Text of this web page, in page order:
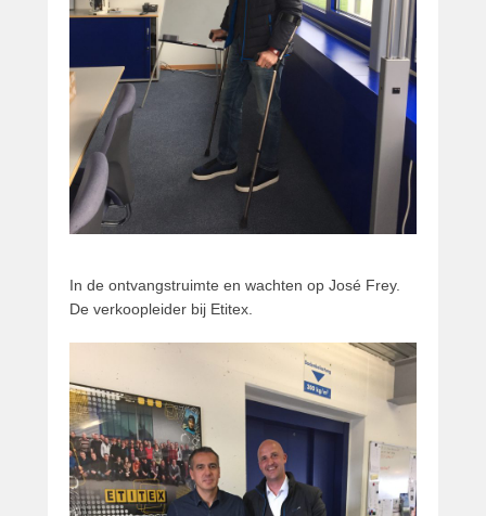
In de ontvangstruimte en wachten op José Frey.
De verkoopleider bij Etitex.